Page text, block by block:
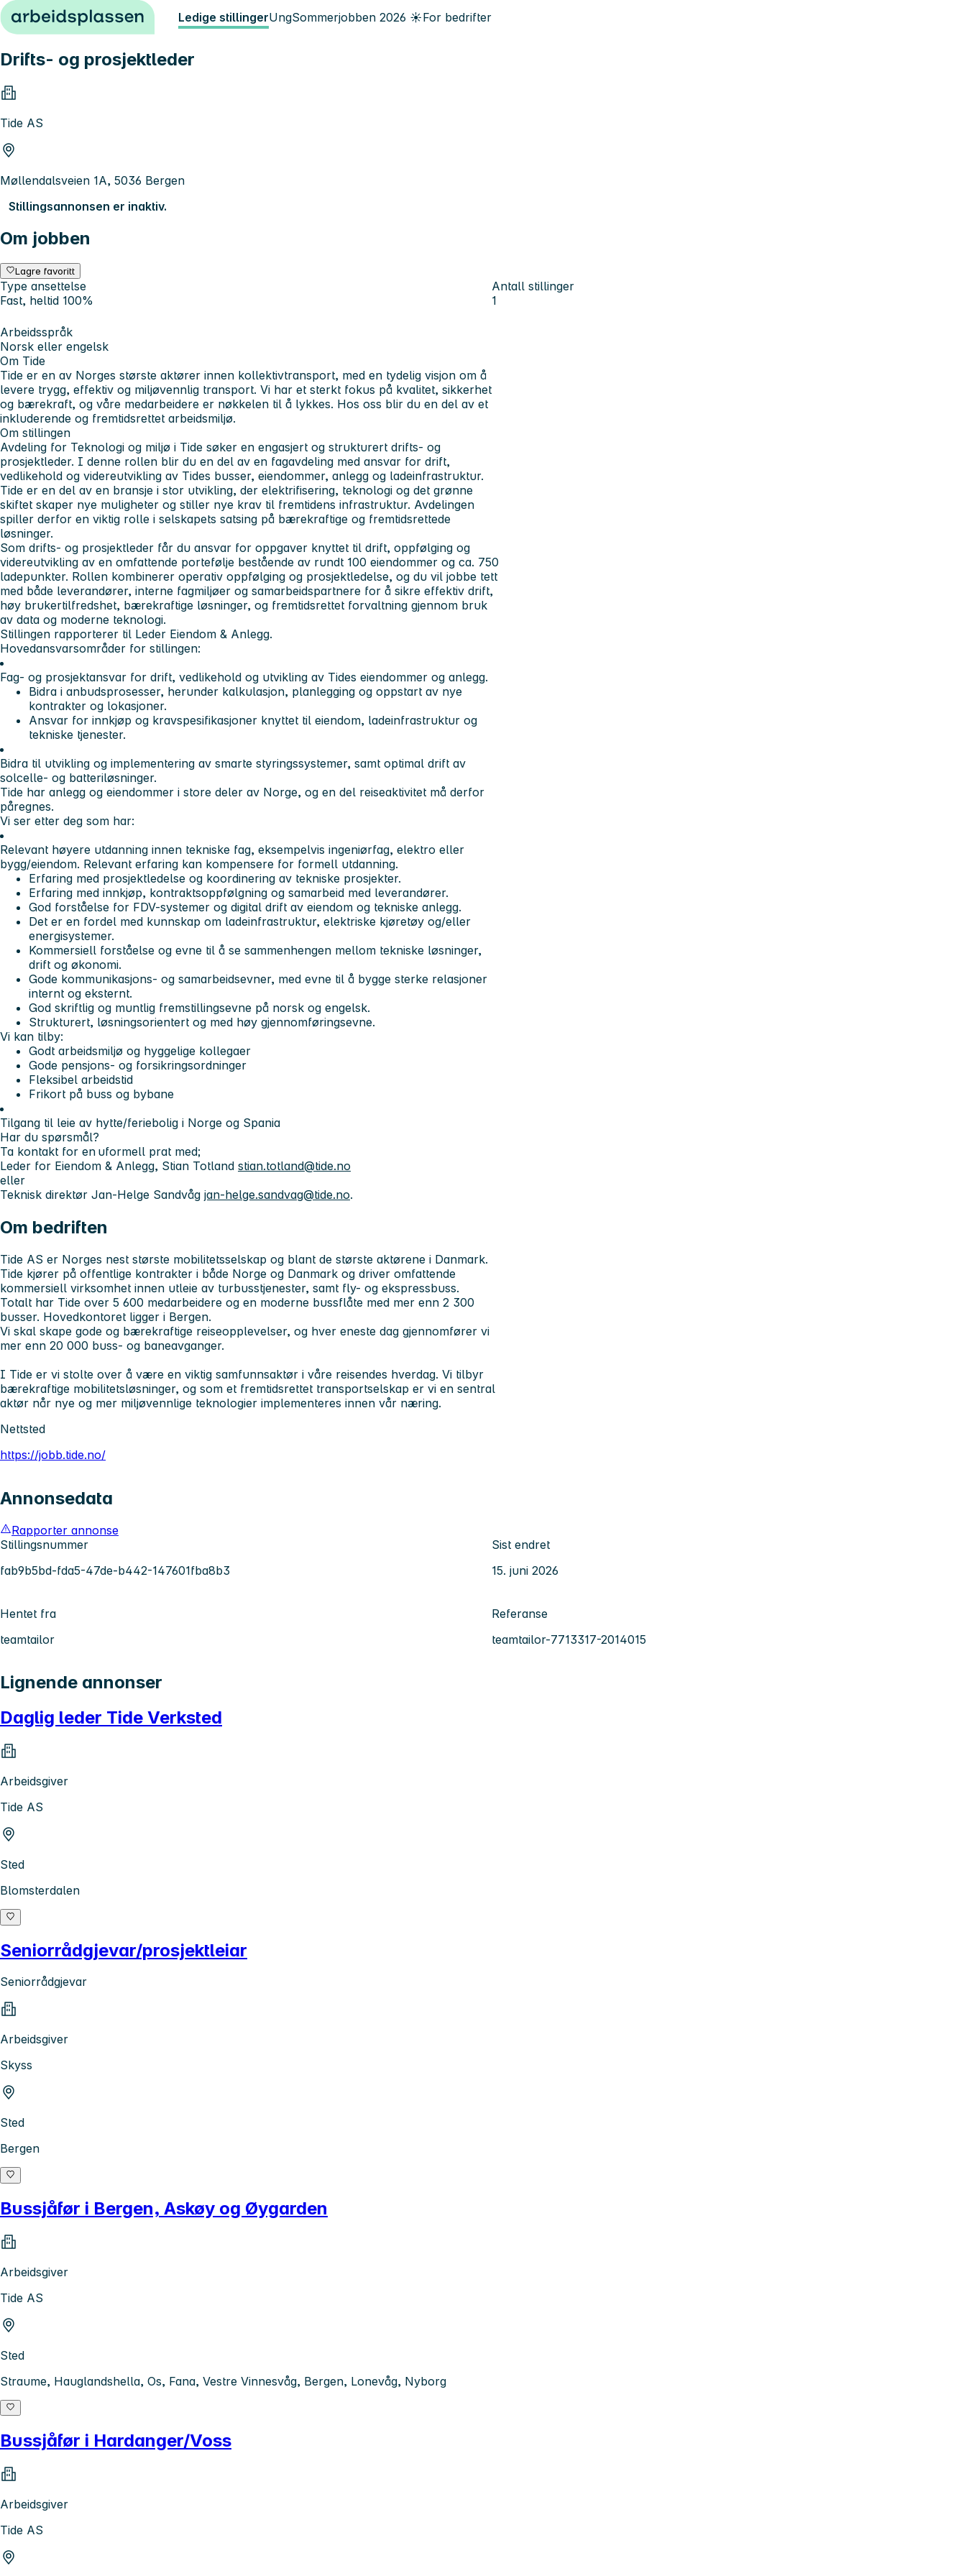
Hopp til innhold Ledige stillingerUngSommerjobben 2026 ☀️For bedrifter
Drifts- og prosjektleder
Tide AS
Møllendalsveien 1A, 5036 Bergen
Stillingsannonsen er inaktiv.
Om jobben
Lagre favoritt
Type ansettelse
Fast, heltid 100%
Antall stillinger
1
Arbeidsspråk
Norsk eller engelsk
Om Tide
Tide er en av Norges største aktører innen kollektivtransport, med en tydelig visjon om å
levere trygg, effektiv og miljøvennlig transport. Vi har et sterkt fokus på kvalitet, sikkerhet
og bærekraft, og våre medarbeidere er nøkkelen til å lykkes. Hos oss blir du en del av et
inkluderende og fremtidsrettet arbeidsmiljø.
Om stillingen
Avdeling for Teknologi og miljø i Tide søker en engasjert og strukturert drifts- og
prosjektleder. I denne rollen blir du en del av en fagavdeling med ansvar for drift,
vedlikehold og videreutvikling av Tides busser, eiendommer, anlegg og ladeinfrastruktur.
Tide er en del av en bransje i stor utvikling, der elektrifisering, teknologi og det grønne
skiftet skaper nye muligheter og stiller nye krav til fremtidens infrastruktur. Avdelingen
spiller derfor en viktig rolle i selskapets satsing på bærekraftige og fremtidsrettede
løsninger.
Som drifts- og prosjektleder får du ansvar for oppgaver knyttet til drift, oppfølging og
videreutvikling av en omfattende portefølje bestående av rundt 100 eiendommer og ca. 750
ladepunkter. Rollen kombinerer operativ oppfølging og prosjektledelse, og du vil jobbe tett
med både leverandører, interne fagmiljøer og samarbeidspartnere for å sikre effektiv drift,
høy brukertilfredshet, bærekraftige løsninger, og fremtidsrettet forvaltning gjennom bruk
av data og moderne teknologi.
Stillingen rapporterer til Leder Eiendom & Anlegg.
Hovedansvarsområder for stillingen:
Fag- og prosjektansvar for drift, vedlikehold og utvikling av Tides eiendommer og anlegg.
Bidra i anbudsprosesser, herunder kalkulasjon, planlegging og oppstart av nye
kontrakter og lokasjoner.
Ansvar for innkjøp og kravspesifikasjoner knyttet til eiendom, ladeinfrastruktur og
tekniske tjenester.
Bidra til utvikling og implementering av smarte styringssystemer, samt optimal drift av
solcelle- og batteriløsninger.
Tide har anlegg og eiendommer i store deler av Norge, og en del reiseaktivitet må derfor
påregnes.
Vi ser etter deg som har:
Relevant høyere utdanning innen tekniske fag, eksempelvis ingeniørfag, elektro eller
bygg/eiendom. Relevant erfaring kan kompensere for formell utdanning.
Erfaring med prosjektledelse og koordinering av tekniske prosjekter.
Erfaring med innkjøp, kontraktsoppfølgning og samarbeid med leverandører.
God forståelse for FDV-systemer og digital drift av eiendom og tekniske anlegg.
Det er en fordel med kunnskap om ladeinfrastruktur, elektriske kjøretøy og/eller
energisystemer.
Kommersiell forståelse og evne til å se sammenhengen mellom tekniske løsninger,
drift og økonomi.
Gode kommunikasjons- og samarbeidsevner, med evne til å bygge sterke relasjoner
internt og eksternt.
God skriftlig og muntlig fremstillingsevne på norsk og engelsk.
Strukturert, løsningsorientert og med høy gjennomføringsevne.
Vi kan tilby:
Godt arbeidsmiljø og hyggelige kollegaer
Gode pensjons- og forsikringsordninger
Fleksibel arbeidstid
Frikort på buss og bybane
Tilgang til leie av hytte/feriebolig i Norge og Spania
Har du spørsmål?
Ta kontakt for en uformell prat med;
Leder for Eiendom & Anlegg, Stian Totland stian.totland@tide.no
eller
Teknisk direktør Jan-Helge Sandvåg jan-helge.sandvag@tide.no.
Om bedriften
Tide AS er Norges nest største mobilitetsselskap og blant de største aktørene i Danmark.
Tide kjører på offentlige kontrakter i både Norge og Danmark og driver omfattende
kommersiell virksomhet innen utleie av turbusstjenester, samt fly- og ekspressbuss.
Totalt har Tide over 5 600 medarbeidere og en moderne bussflåte med mer enn 2 300
busser. Hovedkontoret ligger i Bergen.
Vi skal skape gode og bærekraftige reiseopplevelser, og hver eneste dag gjennomfører vi
mer enn 20 000 buss- og baneavganger.
I Tide er vi stolte over å være en viktig samfunnsaktør i våre reisendes hverdag. Vi tilbyr
bærekraftige mobilitetsløsninger, og som et fremtidsrettet transportselskap er vi en sentral
aktør når nye og mer miljøvennlige teknologier implementeres innen vår næring.
Nettsted
https://jobb.tide.no/
Annonsedata
Rapporter annonse
Stillingsnummer
fab9b5bd-fda5-47de-b442-147601fba8b3
Sist endret
15. juni 2026
Hentet fra
teamtailor
Referanse
teamtailor-7713317-2014015
Lignende annonser
Daglig leder Tide Verksted
Arbeidsgiver
Tide AS
Sted
Blomsterdalen
Seniorrådgjevar/prosjektleiar
Seniorrådgjevar
Arbeidsgiver
Skyss
Sted
Bergen
Bussjåfør i Bergen, Askøy og Øygarden
Arbeidsgiver
Tide AS
Sted
Straume, Hauglandshella, Os, Fana, Vestre Vinnesvåg, Bergen, Lonevåg, Nyborg
Bussjåfør i Hardanger/Voss
Arbeidsgiver
Tide AS